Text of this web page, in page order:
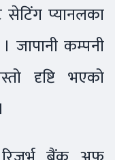
सेटिंग प्यानलका
जापानी कम्पनी
दृष्टि भएको